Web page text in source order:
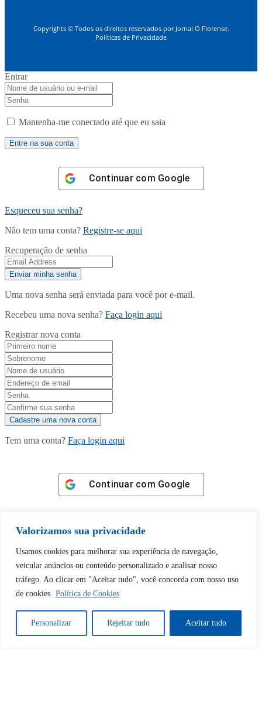
Valorizamos sua privacidade
Usamos cookies para melhorar sua experiência de navegação,
veicular anúncios ou conteúdo personalizado e analisar nosso
tráfego. Ao clicar em "Aceitar tudo", você concorda com nosso uso
de cookies. Política de Cookies
Personalizar Rejeitar tudo Aceitar tudo
Copyrights © Todos os direitos reservados por Jornal O Florense.
Políticas de Privacidade
Entrar
Mantenha-me conectado até que eu saia
Continuar com Google
Esqueceu sua senha?
Não tem uma conta? Registre-se aqui
Recuperação de senha
Uma nova senha será enviada para você por e-mail.
Recebeu uma nova senha? Faça login aqui
Registrar nova conta
Tem uma conta? Faça login aqui
Continuar com Google
Tem certeza de que deseja
desbloquear esta publicação?